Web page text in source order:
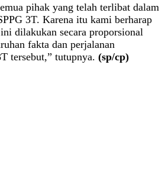
pihak yang telah terlibat dalam
3T. Karena itu kami berharap
dilakukan secara proporsional
fakta dan perjalanan
tersebut,” tutupnya. (sp/cp)